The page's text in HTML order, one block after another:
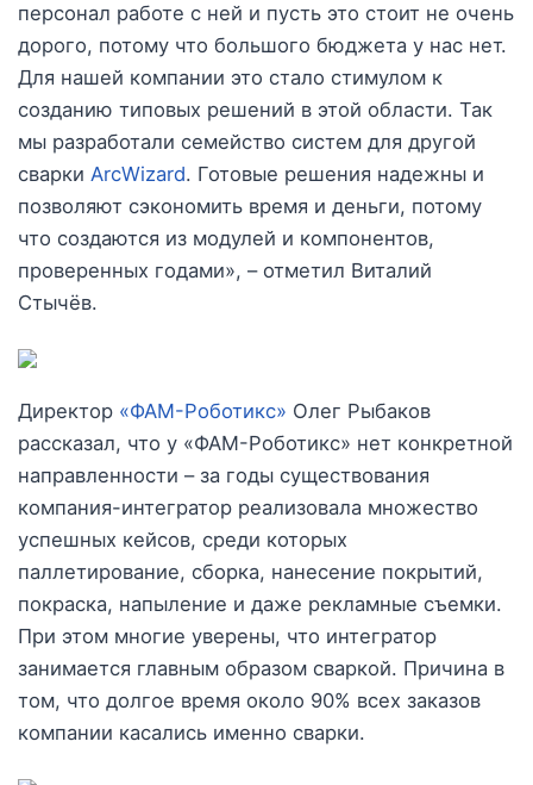
персонал работе с ней и пусть это стоит не очень
дорого, потому что большого бюджета у нас нет.
Для нашей компании это стало стимулом к
созданию типовых решений в этой области. Так
мы разработали семейство систем для другой
сварки ArcWizard. Готовые решения надежны и
позволяют сэкономить время и деньги, потому
что создаются из модулей и компонентов,
проверенных годами», – отметил Виталий
Стычёв.
Директор «ФАМ-Роботикс» Олег Рыбаков
рассказал, что у «ФАМ-Роботикс» нет конкретной
направленности – за годы существования
компания-интегратор реализовала множество
успешных кейсов, среди которых
паллетирование, сборка, нанесение покрытий,
покраска, напыление и даже рекламные съемки.
При этом многие уверены, что интегратор
занимается главным образом сваркой. Причина в
том, что долгое время около 90% всех заказов
компании касались именно сварки.